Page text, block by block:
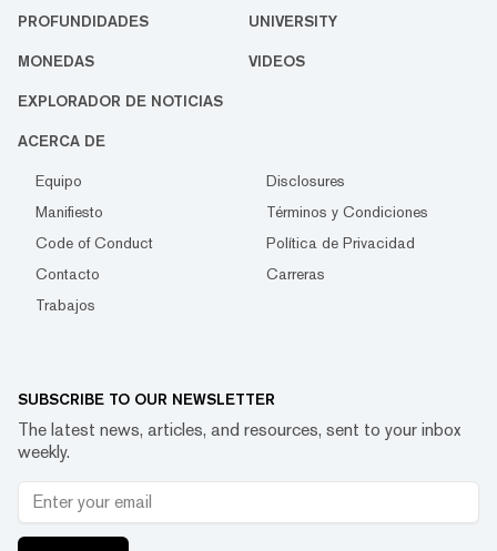
PROFUNDIDADES UNIVERSITY
MONEDAS VIDEOS
EXPLORADOR DE NOTICIAS
ACERCA DE
Equipo
Disclosures
Manifiesto
Términos y Condiciones
Code of Conduct
Política de Privacidad
Contacto
Carreras
Trabajos
SUBSCRIBE TO OUR NEWSLETTER
The latest news, articles, and resources, sent to your inbox
weekly.